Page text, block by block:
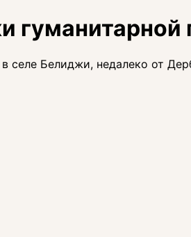
Белиджи, недалеко от